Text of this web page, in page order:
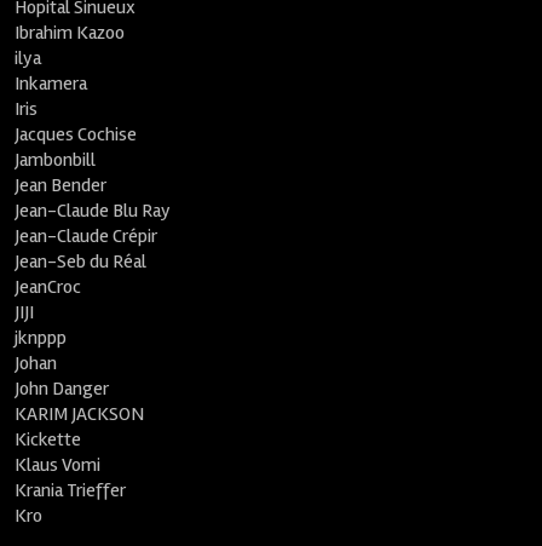
Hopital Sinueux
Ibrahim Kazoo
ilya
Inkamera
Iris
Jacques Cochise
Jambonbill
Jean Bender
Jean-Claude Blu Ray
Jean-Claude Crépir
Jean-Seb du Réal
JeanCroc
JIJI
jknppp
Johan
John Danger
KARIM JACKSON
Kickette
Klaus Vomi
Krania Trieffer
Kro